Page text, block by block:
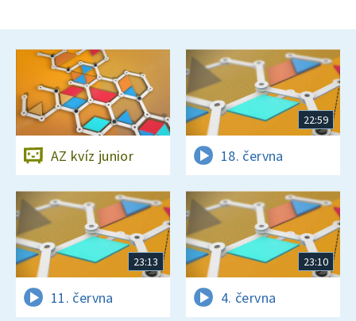
AZ kvíz junior
22:59
18. června
23:13
11. června
23:10
4. června